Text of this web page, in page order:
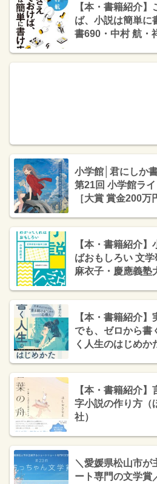
【本・書籍紹介
ば、小説は簡単に
書690・中村 航・
小学館│君にしか
第21回 小学館ラ
［大賞 賞金200万
【本・書籍紹介
ばおもしろい 文
麻衣子・慶應義塾
【本・書籍紹介
でも、ゼロから書
く人生のはじめか
インプレス
【本・書籍紹介
字小説の作り方（
社）
＼愛媛県松山市が
ート専門の文学賞